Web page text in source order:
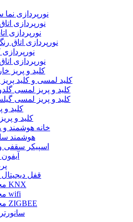
نورپردازی نما
نورپردازی
نورپردازی
نورپردازی اتاق
نورپردازی
کلید و پریز
کلید لمسی و کلید
کلید و پریز لمسی
کلید و پریز لمسی
کلید و
کلید و
خانه هوشمند
هوشمند
اسپیکر سقفی
قفل
محصولات KNX
محصولات wifi
محصولات ZIGBEE